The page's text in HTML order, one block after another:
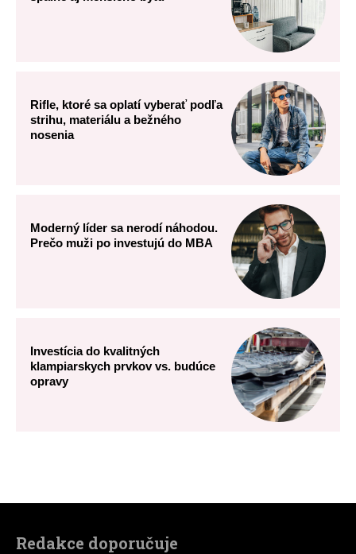
Redakce doporučuje